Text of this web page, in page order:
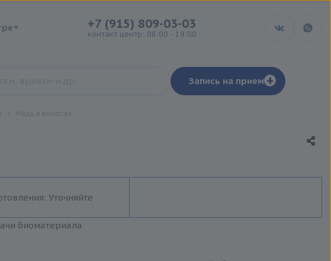
+7 (915) 809-03-03
контакт центр: 08:00 - 19:00
Запись на прием +
Уточняйте
биоматериала